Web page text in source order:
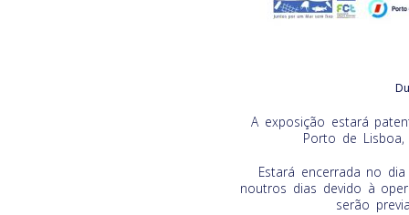
A exposição estará
Porto de
Estará encerrada no
noutros dias devido à
serão